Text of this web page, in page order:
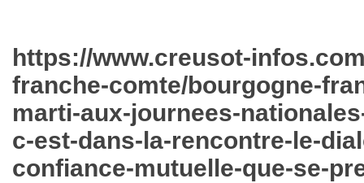
https://www.creusot-
franche-comte/bourgogne-
marti-aux-journees-
c-est-dans-la-rencontre-le-
confiance-mutuelle-que-se-